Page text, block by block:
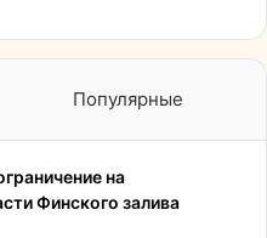
Популярные
на
Финского залива